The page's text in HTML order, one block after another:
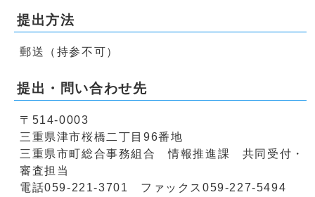
提出方法
郵送（持参不可）
提出・問い合わせ先
〒514-0003
三重県津市桜橋二丁目96番地
三重県市町総合事務組合 情報推進課 共同受付・
審査担当
電話059-221-3701 ファックス059-227-5494